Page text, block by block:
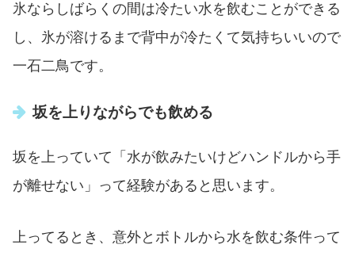
氷ならしばらくの間は冷たい水を飲むことができる
し、氷が溶けるまで背中が冷たくて気持ちいいので
一石二鳥です。
坂を上りながらでも飲める
坂を上っていて「水が飲みたいけどハンドルから手
が離せない」って経験があると思います。
上ってるとき、意外とボトルから水を飲む条件って